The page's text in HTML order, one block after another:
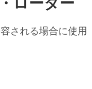
される場合に使用